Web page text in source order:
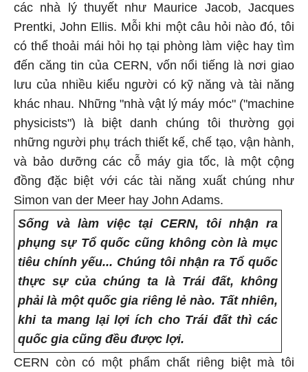
các nhà lý thuyết như Maurice Jacob, Jacques
Prentki, John Ellis. Mỗi khi một câu hỏi nào đó, tôi
có thể thoải mái hỏi họ tại phòng làm việc hay tìm
đến căng tin của CERN, vốn nổi tiếng là nơi giao
lưu của nhiều kiểu người có kỹ năng và tài năng
khác nhau. Những "nhà vật lý máy móc" ("machine
physicists") là biệt danh chúng tôi thường gọi
những người phụ trách thiết kế, chế tạo, vận hành,
và bảo dưỡng các cỗ máy gia tốc, là một cộng
đồng đặc biệt với các tài năng xuất chúng như
Simon van der Meer hay John Adams.
Sống và làm việc tại CERN, tôi nhận ra
phụng sự Tổ quốc cũng không còn là mục
tiêu chính yếu... Chúng tôi nhận ra Tổ quốc
thực sự của chúng ta là Trái đất, không
phải là một quốc gia riêng lẻ nào. Tất nhiên,
khi ta mang lại lợi ích cho Trái đất thì các
quốc gia cũng đều được lợi.
CERN còn có một phẩm chất riêng biệt mà tôi